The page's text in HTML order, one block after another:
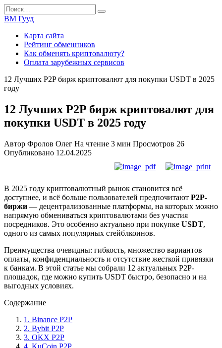
Перейти
к
содержанию
Search
for:
ВМ Гууд
Карта сайта
Рейтинг обменников
Как обменять криптовалюту?
Оплата зарубежных сервисов
12 Лучших P2P бирж криптовалют для покупки USDT в 2025
году
12 Лучших P2P бирж криптовалют для
покупки USDT в 2025 году
Автор Фролов Олег На чтение 3 мин Просмотров 26
Опубликовано 12.04.2025
В 2025 году криптовалютный рынок становится всё
доступнее, и всё больше пользователей предпочитают P2P-
биржи — децентрализованные платформы, на которых можно
напрямую обмениваться криптовалютами без участия
посредников. Это особенно актуально при покупке USDT,
одного из самых популярных стейблкоинов.
Преимущества очевидны: гибкость, множество вариантов
оплаты, конфиденциальность и отсутствие жесткой привязки
к банкам. В этой статье мы собрали 12 актуальных P2P-
площадок, где можно купить USDT быстро, безопасно и на
выгодных условиях.
Содержание
1. Binance P2P
2. Bybit P2P
3. OKX P2P
4. KuCoin P2P